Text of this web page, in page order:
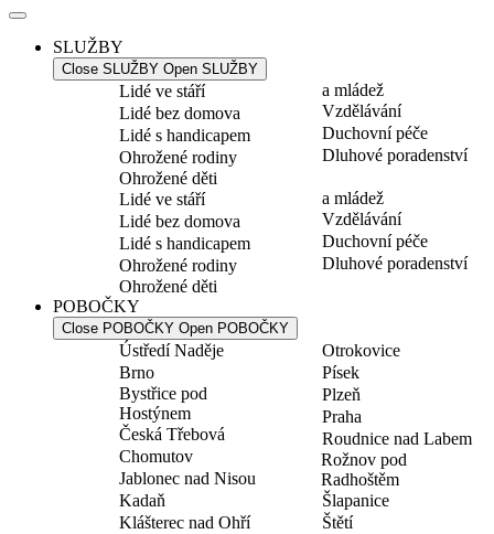
SLUŽBY
Close SLUŽBY Open SLUŽBY
Lidé ve stáří
Lidé bez domova
Lidé s handicapem
Ohrožené rodiny
Ohrožené děti
a mládež
Vzdělávání
Duchovní péče
Dluhové poradenství
Lidé ve stáří
Lidé bez domova
Lidé s handicapem
Ohrožené rodiny
Ohrožené děti
a mládež
Vzdělávání
Duchovní péče
Dluhové poradenství
POBOČKY
Close POBOČKY Open POBOČKY
Ústředí Naděje
Brno
Bystřice pod
Hostýnem
Česká Třebová
Chomutov
Jablonec nad Nisou
Kadaň
Klášterec nad Ohří
Otrokovice
Písek
Plzeň
Praha
Roudnice nad Labem
Rožnov pod
Radhoštěm
Šlapanice
Štětí